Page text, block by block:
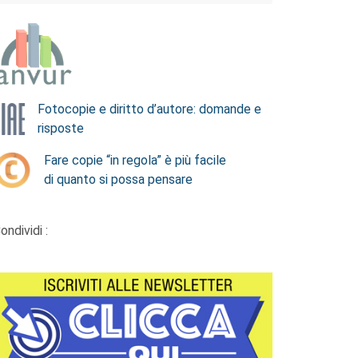
Fotocopie e diritto d’autore: domande e
risposte
Fare copie “in regola” è più facile
di quanto si possa pensare
: